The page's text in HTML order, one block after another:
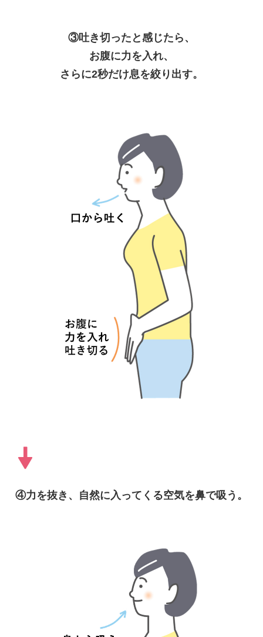
③吐き切ったと感じたら、
お腹に力を入れ、
さらに2秒だけ息を絞り出す。
④力を抜き、自然に入ってくる空気を鼻で吸う。